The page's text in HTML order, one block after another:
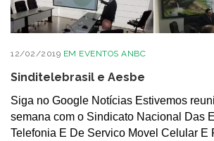
12/02/2019 EM EVENTOS ANBC
Sinditelebrasil e Aesbe
Siga no Google Notícias Estivemos
semana com o Sindicato Nacional Das
Telefonia E De Servico Movel Celular E